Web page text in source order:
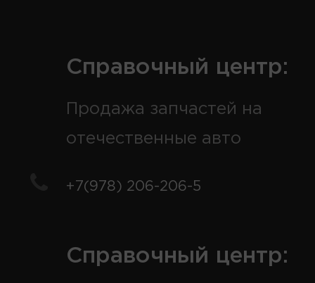
Справочный центр:
Продажа запчастей на
отечественные авто
+7(978) 206-206-5
Справочный центр: